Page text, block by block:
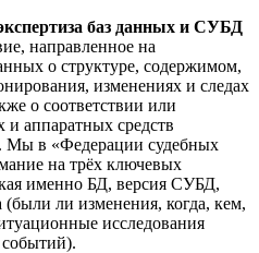
баз данных и СУБД
направленное на
о структуре, содержимом,
изменениях и следах
о соответствии или
и аппаратных средств
Мы в «Федерации судебных
на трёх ключевых
именно БД, версия СУБД,
(были ли изменения, когда, кем,
исследования